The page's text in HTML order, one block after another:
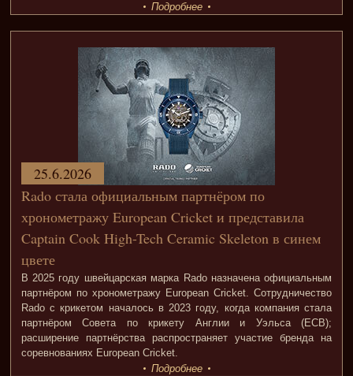
Подробнее
Rado стала официальным партнёром по
хронометражу European Cricket и представила
Captain Cook High-Tech Ceramic Skeleton в синем
цвете
В 2025 году швейцарская марка Rado назначена официальным
партнёром по хронометражу European Cricket. Сотрудничество
Rado с крикетом началось в 2023 году, когда компания стала
партнёром Совета по крикету Англии и Уэльса (ECB);
расширение партнёрства распространяет участие бренда на
соревнованиях European Cricket.
25.6.2026
Подробнее